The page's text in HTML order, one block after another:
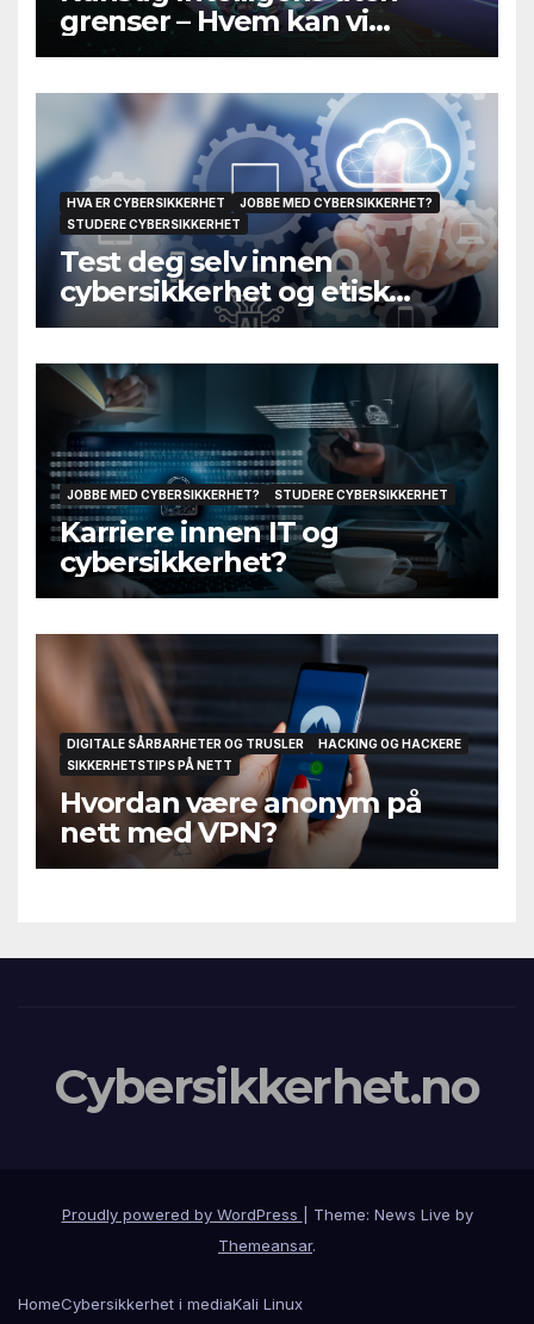
grenser – Hvem kan vi
egentlig stole på til slutt?
HVA ER CYBERSIKKERHET
JOBBE MED CYBERSIKKERHET?
STUDERE CYBERSIKKERHET
Test deg selv innen
cybersikkerhet og etisk
hacking
JOBBE MED CYBERSIKKERHET? STUDERE CYBERSIKKERHET
Karriere innen IT og
cybersikkerhet?
DIGITALE SÅRBARHETER OG TRUSLER
HACKING OG HACKERE
SIKKERHETSTIPS PÅ NETT
Hvordan være anonym på
nett med VPN?
Cybersikkerhet.no
Proudly powered by WordPress
Theme: News Live by
Themeansar.
HomeCybersikkerhet i mediaKali Linux